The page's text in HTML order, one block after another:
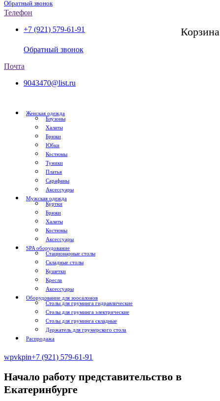
Обратный звонок
Корзина
Телефон
+7 (921) 579-61-91
Обратный звонок
Почта
9043470@list.ru
Женская одежда
Блузоны
Халаты
Брюки
Юбки
Костюмы
Туники
Платья
Сарафаны
Аксессуары
Мужская одежда
Куртки
Брюки
Халаты
Костюмы
Аксессуары
SPA оборудование
Стационарные столы
Складные столы
Кушетки
Кресла
Аксессуары
Оборудование для зоосалонов
Столы для груминга гидравлические
Столы для груминга электрические
Столы для груминга складные
Держатель для грумерского стола
Распродажа
wpvkpin+7 (921) 579-61-91
Начало работу представительство в
Екатеринбурге